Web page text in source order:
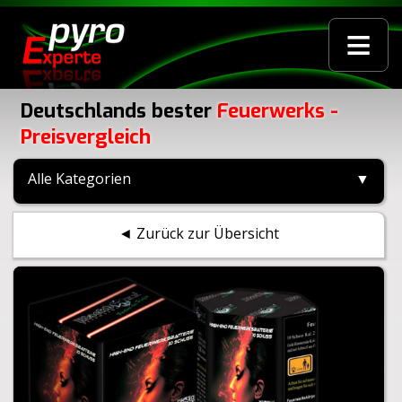
≡
Deutschlands bester Feuerwerks -
Preisvergleich
Alle Kategorien ▼
◄ Zurück zur Übersicht